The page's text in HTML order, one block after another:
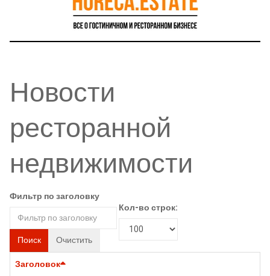
Новости
ресторанной
недвижимости
Фильтр по заголовку
Поиск Очистить
Кол-во строк:
Заголовок